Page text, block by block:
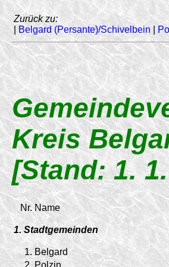
Zurück zu:
| Belgard (Persante)/Schivelbein|
Kreis
[Stand: 1.
Nr. Name
1. Stadtgemeinden
1. Belgard
2. Polzin